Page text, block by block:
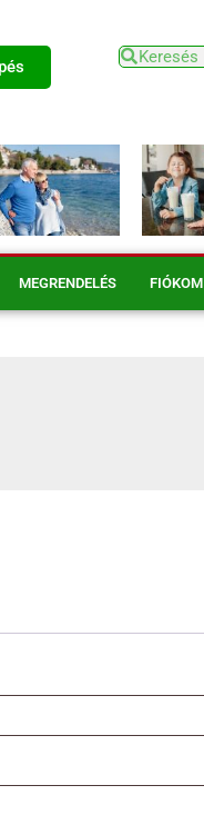
MEGRENDELÉS FIÓKOM